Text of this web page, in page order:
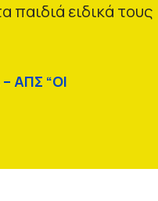
παιδιά ειδικά τους
ΑΠΣ “ΟΙ